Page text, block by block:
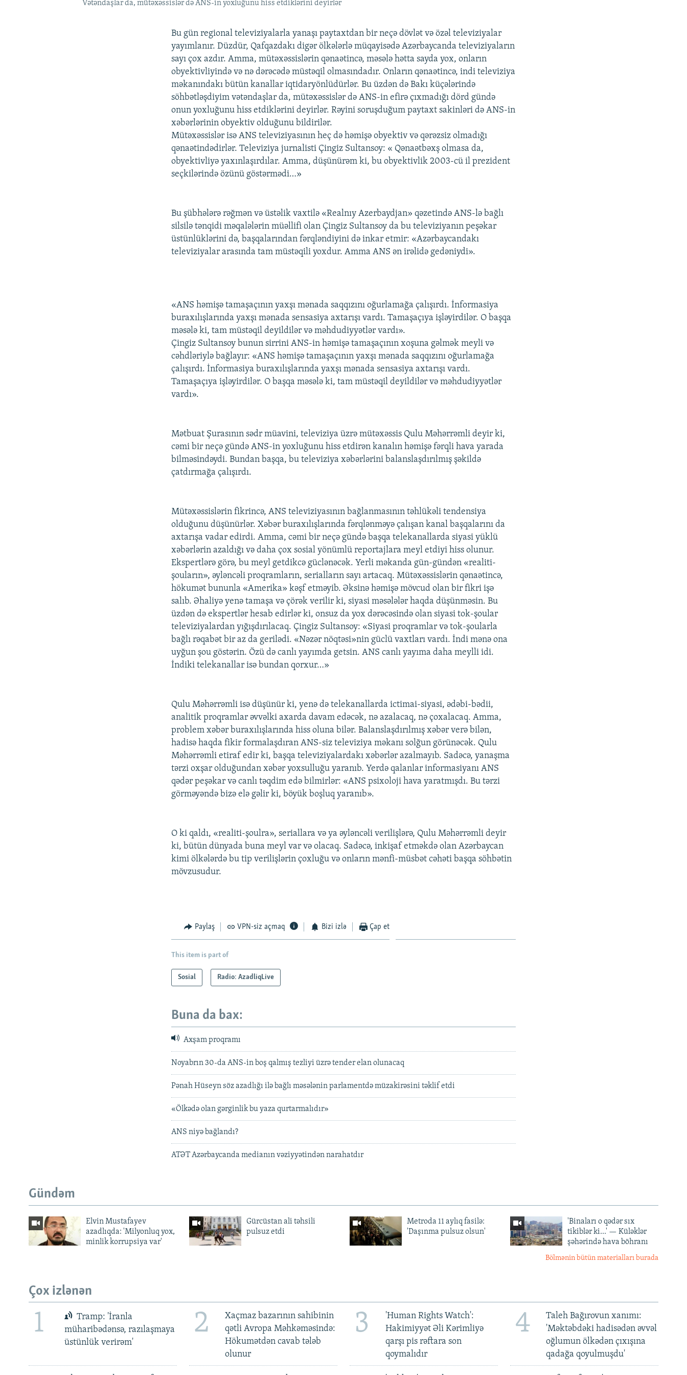
Vətəndaşlar da, mütəxəssislər də ANS-in yoxluğunu hiss etdiklərini deyirlər
Bu gün regional televiziyalarla yanaşı paytaxtdan bir neçə dövlət və özəl televiziyalar
yayımlanır. Düzdür, Qafqazdakı digər ölkələrlə müqayisədə Azərbaycanda televiziyaların
sayı çox azdır. Amma, mütəxəssislərin qənaətincə, məsələ hətta sayda yox, onların
obyektivliyində və nə dərəcədə müstəqil olmasındadır. Onların qənaətincə, indi televiziya
məkanındakı bütün kanallar iqtidaryönlüdürlər. Bu üzdən də Bakı küçələrində
söhbətləşdiyim vətəndaşlar da, mütəxəssislər də ANS-in efirə çıxmadığı dörd gündə
onun yoxluğunu hiss etdiklərini deyirlər. Rəyini soruşduğum paytaxt sakinləri də ANS-in
xəbərlərinin obyektiv olduğunu bildirilər.
Mütəxəssislər isə ANS televiziyasının heç də həmişə obyektiv və qərəzsiz olmadığı
qənaətindədirlər. Televiziya jurnalisti Çingiz Sultansoy: « Qənaətbəxş olmasa da,
obyektivliyə yaxınlaşırdılar. Amma, düşünürəm ki, bu obyektivlik 2003-cü il prezident
seçkilərində özünü göstərmədi…»
Bu şübhələrə rəğmən və üstəlik vaxtilə «Realnıy Azerbaydjan» qəzetində ANS-lə bağlı
silsilə tənqidi məqalələrin müəllifi olan Çingiz Sultansoy da bu televiziyanın peşəkar
üstünlüklərini də, başqalarından fərqləndiyini də inkar etmir: «Azərbaycandakı
televiziyalar arasında tam müstəqili yoxdur. Amma ANS ən irəlidə gedəniydi».
«ANS həmişə tamaşaçının yaxşı mənada saqqızını oğurlamağa çalışırdı. İnformasiya
buraxılışlarında yaxşı mənada sensasiya axtarışı vardı. Tamaşaçıya işləyirdilər. O başqa
məsələ ki, tam müstəqil deyildilər və məhdudiyyətlər vardı».
Çingiz Sultansoy bunun sirrini ANS-in həmişə tamaşaçının xoşuna gəlmək meyli və
cəhdləriylə bağlayır: «ANS həmişə tamaşaçının yaxşı mənada saqqızını oğurlamağa
çalışırdı. İnformasiya buraxılışlarında yaxşı mənada sensasiya axtarışı vardı.
Tamaşaçıya işləyirdilər. O başqa məsələ ki, tam müstəqil deyildilər və məhdudiyyətlər
vardı».
Mətbuat Şurasının sədr müavini, televiziya üzrə mütəxəssis Qulu Məhərrəmli deyir ki,
cəmi bir neçə gündə ANS-in yoxluğunu hiss etdirən kanalın həmişə fərqli hava yarada
bilməsindəydi. Bundan başqa, bu televiziya xəbərlərini balanslaşdırılmış şəkildə
çatdırmağa çalışırdı.
Mütəxəssislərin fikrincə, ANS televiziyasının bağlanmasının təhlükəli tendensiya
olduğunu düşünürlər. Xəbər buraxılışlarında fərqlənməyə çalışan kanal başqalarını da
axtarışa vadar edirdi. Amma, cəmi bir neçə gündə başqa telekanallarda siyasi yüklü
xəbərlərin azaldığı və daha çox sosial yönümlü reportajlara meyl etdiyi hiss olunur.
Ekspertlərə görə, bu meyl getdikcə güclənəcək. Yerli məkanda gün-gündən «realiti-
şouların», əyləncəli proqramların, serialların sayı artacaq. Mütəxəssislərin qənaətincə,
hökumət bununla «Amerika» kəşf etməyib. Əksinə həmişə mövcud olan bir fikri işə
salıb. Əhaliyə yenə tamaşa və çörək verilir ki, siyasi məsələlər haqda düşünməsin. Bu
üzdən də ekspertlər hesab edirlər ki, onsuz da yox dərəcəsində olan siyasi tok-şoular
televiziyalardan yığışdırılacaq. Çingiz Sultansoy: «Siyasi proqramlar və tok-şoularla
bağlı rəqabət bir az da gerilədi. «Nəzər nöqtəsi»nin güclü vaxtları vardı. İndi mənə ona
uyğun şou göstərin. Özü də canlı yayımda getsin. ANS canlı yayıma daha meylli idi.
İndiki telekanallar isə bundan qorxur…»
Qulu Məhərrəmli isə düşünür ki, yenə də telekanallarda ictimai-siyasi, ədəbi-bədii,
analitik proqramlar əvvəlki axarda davam edəcək, nə azalacaq, nə çoxalacaq. Amma,
problem xəbər buraxılışlarında hiss oluna bilər. Balanslaşdırılmış xəbər verə bilən,
hadisə haqda fikir formalaşdıran ANS-siz televiziya məkanı solğun görünəcək. Qulu
Məhərrəmli etiraf edir ki, başqa televiziyalardakı xəbərlər azalmayıb. Sadəcə, yanaşma
tərzi oxşar olduğundan xəbər yoxsulluğu yaranıb. Yerdə qalanlar informasiyanı ANS
qədər peşəkar və canlı təqdim edə bilmirlər: «ANS psixoloji hava yaratmışdı. Bu tərzi
görməyəndə bizə elə gəlir ki, böyük boşluq yaranıb».
O ki qaldı, «realiti-şoulra», seriallara və ya əyləncəli verilişlərə, Qulu Məhərrəmli deyir
ki, bütün dünyada buna meyl var və olacaq. Sadəcə, inkişaf etməkdə olan Azərbaycan
kimi ölkələrdə bu tip verilişlərin çoxluğu və onların mənfi-müsbət cəhəti başqa söhbətin
mövzusudur.
Paylaş VPN-siz açmaq Bizi izlə Çap et
This item is part of
Sosial Radio: AzadliqLive
Buna da bax:
Axşam proqramı
Noyabrın 30-da ANS-in boş qalmış tezliyi üzrə tender elan olunacaq
Pənah Hüseyn söz azadlığı ilə bağlı məsələnin parlamentdə müzakirəsini təklif etdi
«Ölkədə olan gərginlik bu yaza qurtarmalıdır»
ANS niyə bağlandı?
ATƏT Azərbaycanda medianın vəziyyətindən narahatdır
Gündəm
Elvin Mustafayev
azadlıqda: 'Milyonluq yox,
minlik korrupsiya var'
Gürcüstan ali təhsili
pulsuz etdi
Metroda 11 aylıq fasilə:
'Daşınma pulsuz olsun'
'Binaları o qədər sıx
tikiblər ki...' — Küləklər
şəhərində hava böhranı
Bölmənin bütün materialları burada
Çox izlənən
1
Tramp: 'İranla
müharibədənsə, razılaşmaya
üstünlük verirəm'
2
Xaçmaz bazarının sahibinin
qətli Avropa Məhkəməsində:
Hökumətdən cavab tələb
olunur
3
'Human Rights Watch':
Hakimiyyət Əli Kərimliyə
qarşı pis rəftara son
qoymalıdır
4
Taleh Bağırovun xanımı:
'Məktəbdəki hadisədən əvvəl
oğlumun ölkədən çıxışına
qadağa qoyulmuşdu'